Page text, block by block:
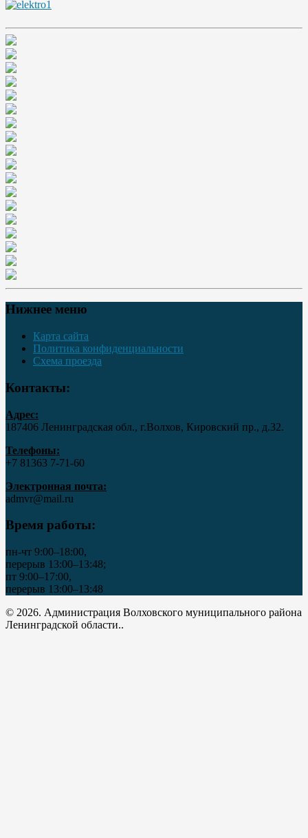
Нижнее меню
Карта сайта
Политика конфиденциальности
Схема проезда
Контакты:
Адрес:
187406 Ленинградская обл., г.Волхов, Кировский пр., д.32.
Телефоны:
+7 81363 7‑71-60
Электронная почта:
admvr@mail.ru
Время работы:
пн-чт 9:00–18:00,
перерыв 13:00–13:48;
пт 9:00–17:00,
перерыв 13:00–13:48
© 2026. Администрация Волховского муниципального района
Ленинградской области..